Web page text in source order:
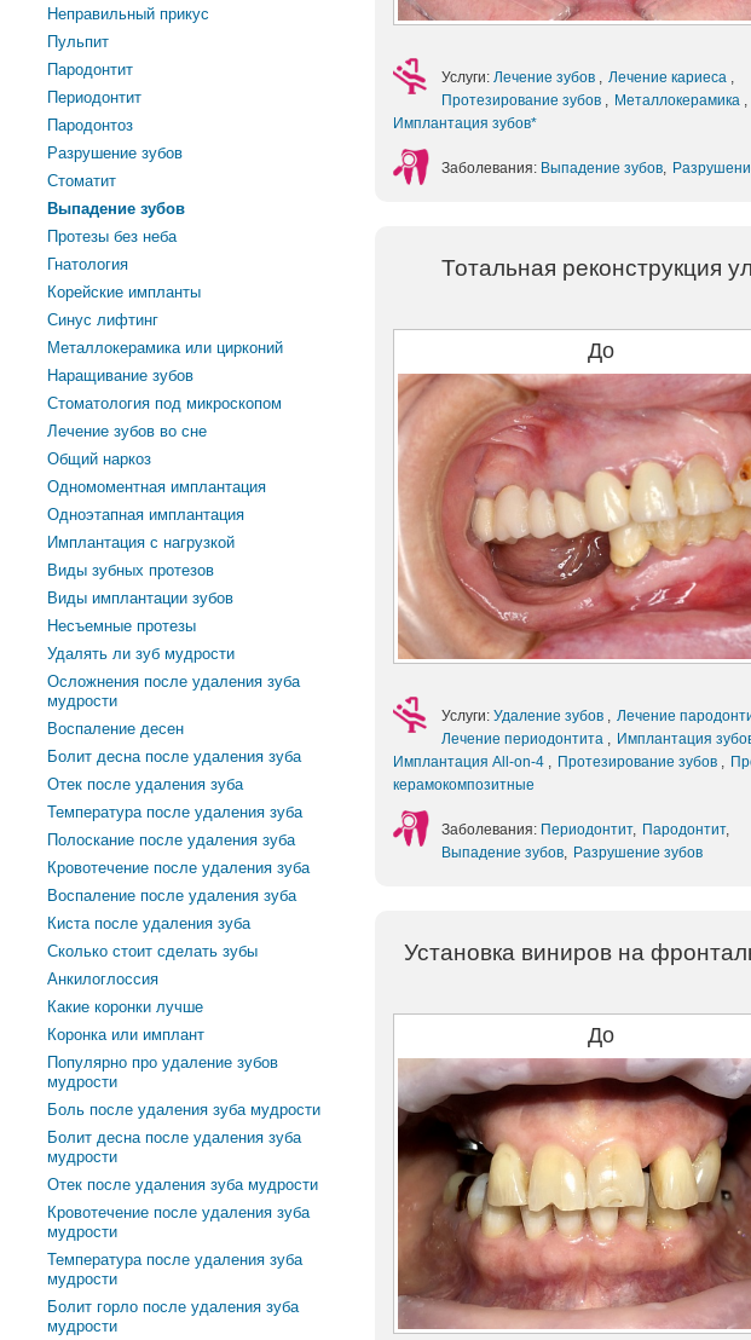
Неправильный прикус
Пульпит
Пародонтит
Периодонтит
Пародонтоз
Разрушение зубов
Стоматит
Выпадение зубов
Протезы без неба
Гнатология
Корейские импланты
Синус лифтинг
Металлокерамика или цирконий
Наращивание зубов
Стоматология под микроскопом
Лечение зубов во сне
Общий наркоз
Одномоментная имплантация
Одноэтапная имплантация
Имплантация с нагрузкой
Виды зубных протезов
Виды имплантации зубов
Несъемные протезы
Удалять ли зуб мудрости
Осложнения после удаления зуба
мудрости
Воспаление десен
Болит десна после удаления зуба
Отек после удаления зуба
Температура после удаления зуба
Полоскание после удаления зуба
Кровотечение после удаления зуба
Воспаление после удаления зуба
Киста после удаления зуба
Сколько стоит сделать зубы
Анкилоглоссия
Какие коронки лучше
Коронка или имплант
Популярно про удаление зубов
мудрости
Боль после удаления зуба мудрости
Болит десна после удаления зуба
мудрости
Отек после удаления зуба мудрости
Кровотечение после удаления зуба
мудрости
Температура после удаления зуба
мудрости
Болит горло после удаления зуба
мудрости
Услуги: Лечение зубов , Лечение кариеса ,
Протезирование зубов , Металлокерамика ,
Имплантация зубов*
Заболевания: Выпадение зубов,
Тотальная реконструкция
До
Услуги: Удаление зубов Лечение
Лечение периодонтита
Имплантация
Имплантация All-on-4
Протезирование зубов
керамокомпозитные
Заболевания: Периодонтит, Пародонтит,
Выпадение зубов
Разрушение зубов
Установка виниров на
До